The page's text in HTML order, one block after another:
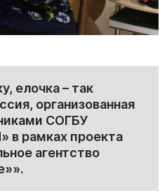
елочка – так
организованная
СОГБУ
в рамках проекта
агентство